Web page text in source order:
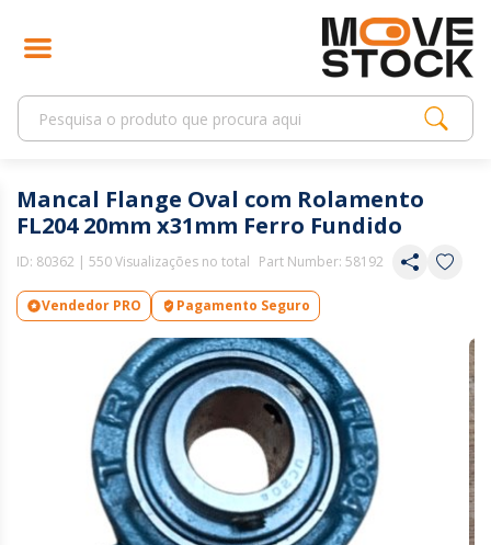
Mancal Flange Oval com Rolamento
FL204 20mm x31mm Ferro Fundido
ID: 80362 | 550 Visualizações no total Part Number: 58192
Vendedor PRO Pagamento Seguro